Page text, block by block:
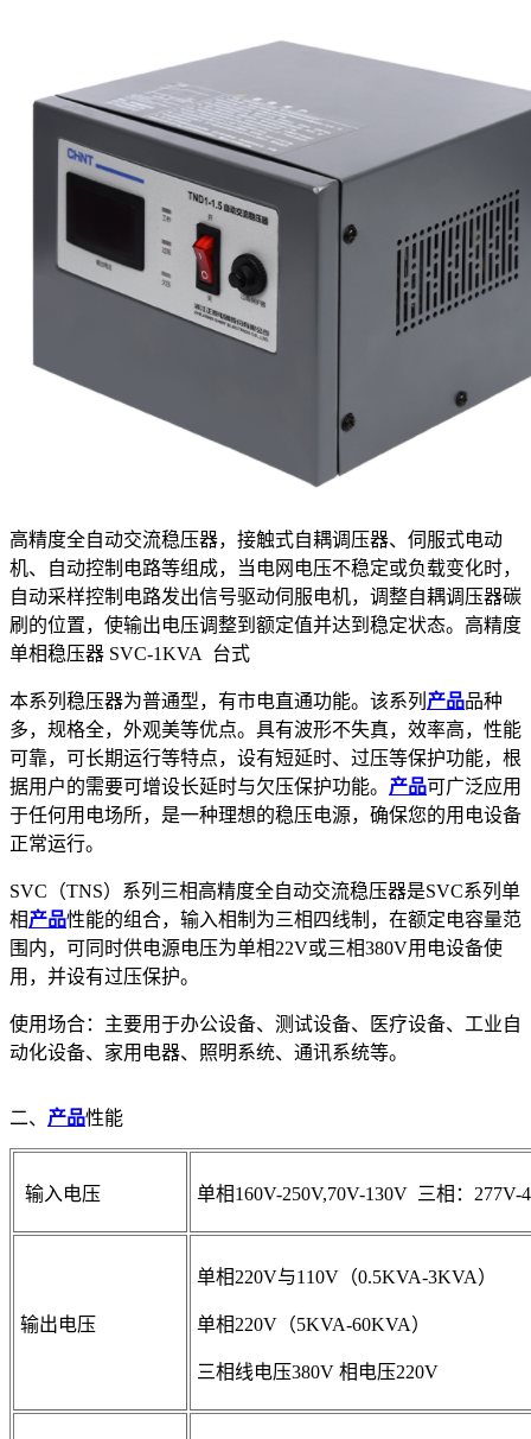
高精度全自动交流稳压器，接触式自耦调压器、伺服式电动
机、自动控制电路等组成，当电网电压不稳定或负载变化时，
自动采样控制电路发出信号驱动伺服电机，调整自耦调压器碳
刷的位置，使输出电压调整到额定值并达到稳定状态。高精度
单相稳压器 SVC-1KVA 台式
本系列稳压器为普通型，有市电直通功能。该系列 产品品种
多，规格全，外观美等优点。具有波形不失真，效率高，性能
可靠，可长期运行等特点，设有短延时、过压等保护功能，根
据用户的需要可增设长延时与欠压保护功能。 产品可广泛应用
于任何用电场所，是一种理想的稳压电源，确保您的用电设备
正常运行。
SVC（TNS）系列三相高精度全自动交流稳压器是SVC系列单
相产品性能的组合，输入相制为三相四线制，在额定电容量范
围内，可同时供电源电压为单相22V或三相380V用电设备使
用，并设有过压保护。
使用场合：主要用于办公设备、测试设备、医疗设备、工业自
动化设备、家用电器、照明系统、通讯系统等。
二、 产品性能
输入电压 单相160V-250V,70V-130V 三相：277V-
输出电压
单相220V与110V（0.5KVA-3KVA）
单相220V（5KVA-60KVA）
三相线电压380V 相电压220V